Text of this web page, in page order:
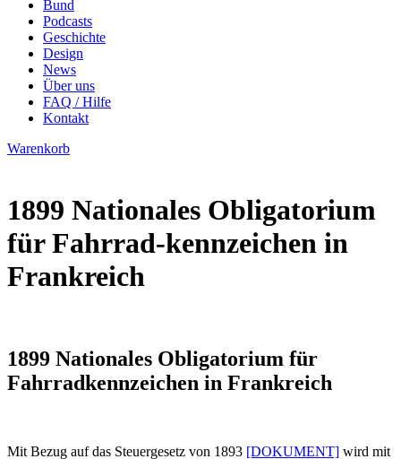
Bund
Podcasts
Geschichte
Design
News
Über uns
FAQ / Hilfe
Kontakt
Warenkorb
1899 Nationales Obligatorium
für Fahrrad-kennzeichen in
Frankreich
1899 Nationales Obligatorium für
Fahrradkennzeichen in Frankreich
Mit Bezug auf das Steuergesetz von 1893 [DOKUMENT] wird mit